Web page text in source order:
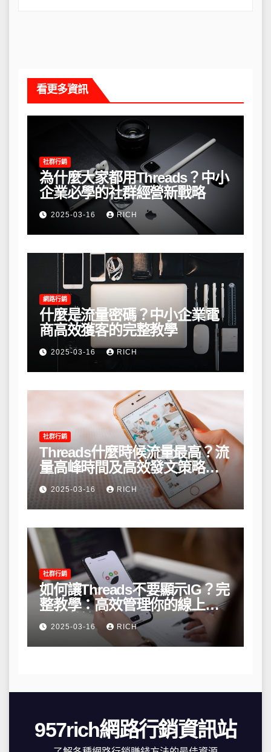
看更多資訊
社群行銷
為什麼大家都用Threads？中小
企業必學的社群經營新戰略
2025-03-16 RICH
網路行銷
什麼是流量密碼？中小企業電
商高效獲客的完整教學
2025-03-16 RICH
社群行銷
Threads什麼時候流量最高？流
量高峰時間及高效發文策略攻
略2025-03-16 RICH
社群行銷
如何讓Threads不要顯示IG？完
整教學：高效管理你的線上隱
私與數據安全
2025-03-16 RICH
957rich網路行銷資訊站